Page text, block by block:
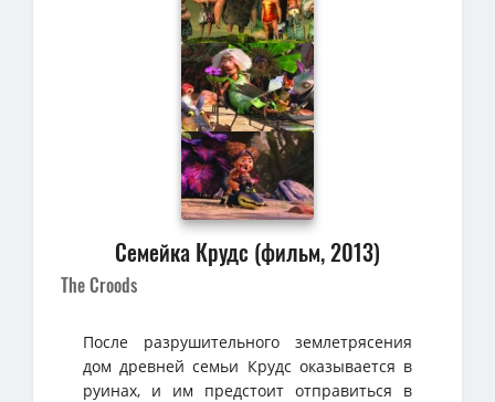
Семейка Крудс (фильм, 2013)
The Croods
После разрушительного землетрясения
дом древней семьи Крудс оказывается в
руинах, и им предстоит отправиться в